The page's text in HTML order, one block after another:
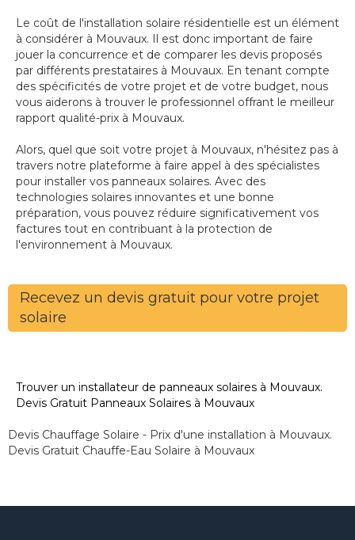
Le coût de l'installation solaire résidentielle est un élément
à considérer à Mouvaux. Il est donc important de faire
jouer la concurrence et de comparer les devis proposés
par différents prestataires à Mouvaux. En tenant compte
des spécificités de votre projet et de votre budget, nous
vous aiderons à trouver le professionnel offrant le meilleur
rapport qualité-prix à Mouvaux.
Alors, quel que soit votre projet à Mouvaux, n'hésitez pas à
travers notre plateforme à faire appel à des spécialistes
pour installer vos panneaux solaires. Avec des
technologies solaires innovantes et une bonne
préparation, vous pouvez réduire significativement vos
factures tout en contribuant à la protection de
l'environnement à Mouvaux.
Recevez un devis gratuit pour votre projet
solaire
Trouver un installateur de panneaux solaires à Mouvaux.
Devis Gratuit Panneaux Solaires à Mouvaux
Devis Chauffage Solaire - Prix d'une installation à Mouvaux.
Devis Gratuit Chauffe-Eau Solaire à Mouvaux